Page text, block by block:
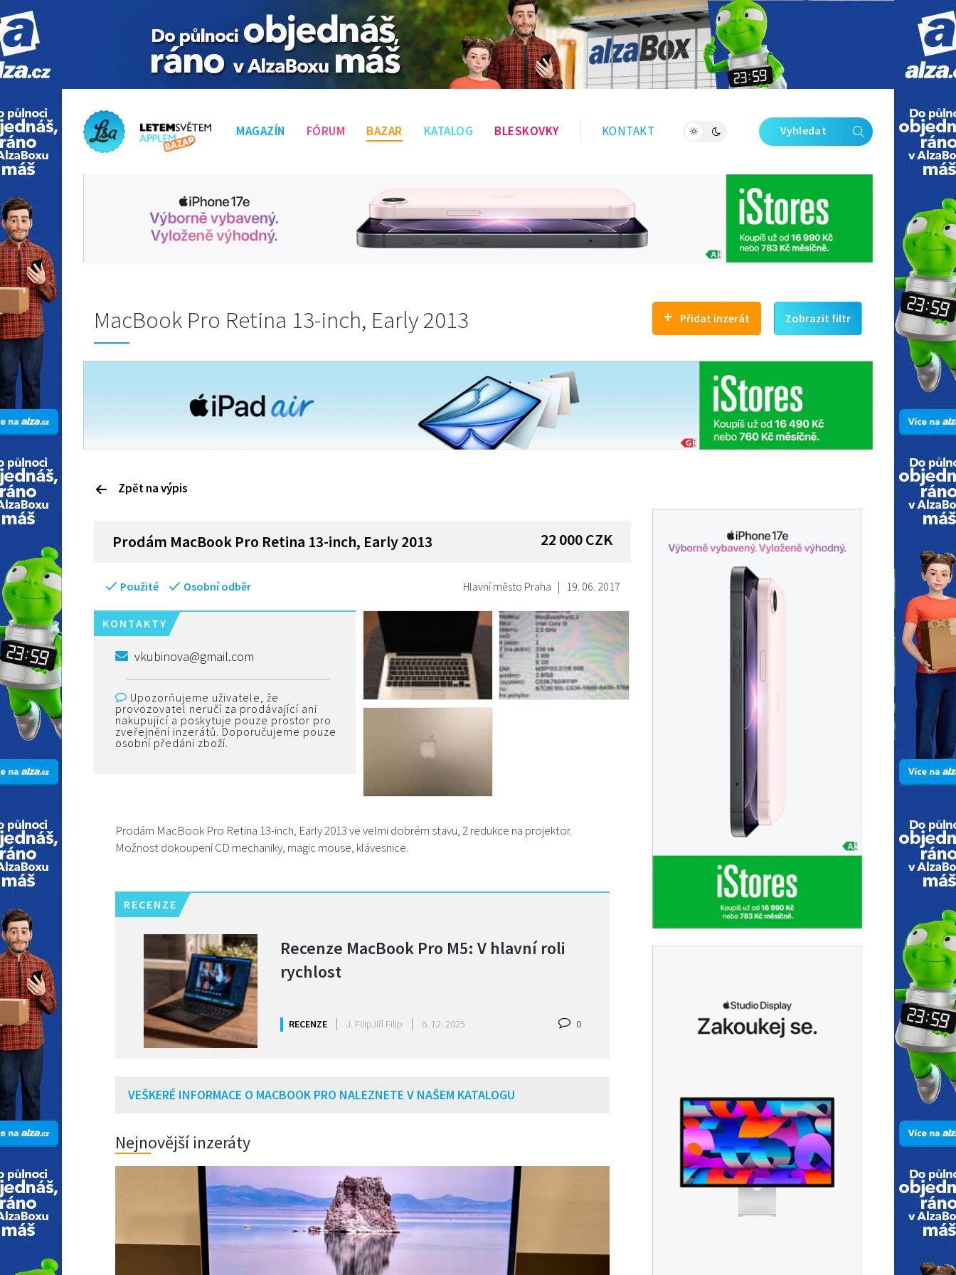
MAGAZÍN FÓRUM BAZAR KATALOG BLESKOVKY KONTAKT Vyhledat
MacBook Pro Retina 13-inch, Early 2013 + Přidat inzerát Zobrazit filtr
Zpět na výpis
Prodám MacBook Pro Retina 13-inch, Early 2013 22 000CZK
Hlavní město Praha | 19. 06. 2017
Použité Osobní odběr
KONTAKTY
vkubinova@gmail.com
Upozorňujeme uživatele, že
provozovatel neručí za prodávající ani
nakupující a poskytuje pouze prostor pro
zveřejnění inzerátů. Doporučujeme pouze
osobní předáni zboží.
Prodám MacBook Pro Retina 13-inch, Early 2013 ve velmi dobrém stavu, 2 redukce na projektor.
Možnost dokoupení CD mechaniky, magic mouse, klávesnice.
RECENZE
Recenze MacBook Pro M5: V hlavní roli
rychlost
RECENZE J. FilipJiří Filip 6. 12. 2025 0
VEŠKERÉ INFORMACE O MACBOOK PRO NALEZNETE V NAŠEM KATALOGU
Nejnovější inzeráty
Zavřít galerii